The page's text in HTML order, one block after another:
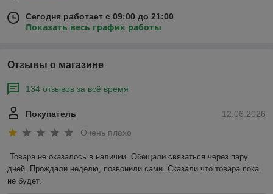
Сегодня работает с 09:00 до 21:00
Показать весь график работы
Отзывы о магазине
134 отзывов за всё время
12.06.2026
Покупатель
Очень плохо
Товара не оказалось в наличии. Обещали связаться через пару
дней. Прождали неделю, позвонили сами. Сказали что товара пока
не будет.